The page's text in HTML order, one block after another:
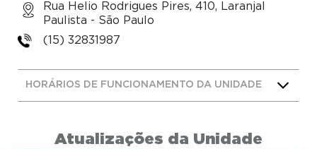
Rua Helio Rodrigues Pires, 410, Laranjal
Paulista - São Paulo
(15) 32831987
HORÁRIOS DE FUNCIONAMENTO DA UNIDADE
Atualizações da Unidade